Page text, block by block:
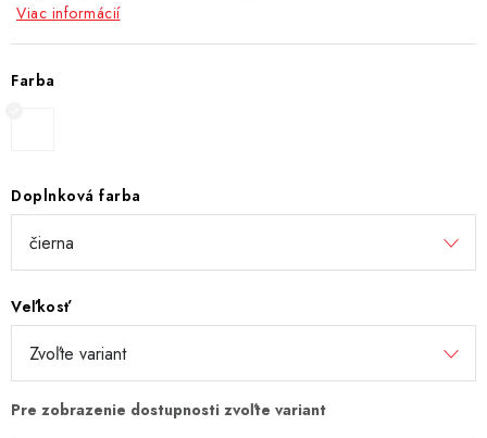
Viac informácií
Farba
Doplnková farba
Veľkosť